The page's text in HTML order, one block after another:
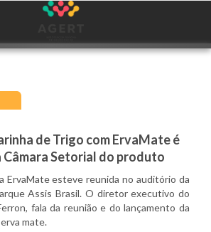
de Trigo com Erva­Mate é
Câmara Setorial do produto
Erva­Mate esteve reunida no auditório da
Assis Brasil. O diretor­ executivo do
fala da reunião e do lançamento da
mate.